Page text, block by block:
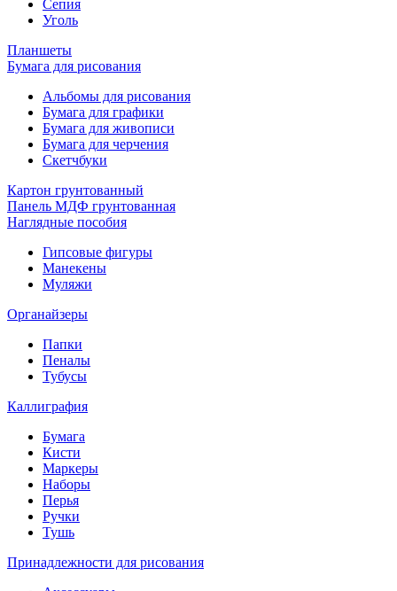
Сепия
Уголь
Планшеты
Бумага для рисования
Альбомы для рисования
Бумага для графики
Бумага для живописи
Бумага для черчения
Скетчбуки
Картон грунтованный
Панель МДФ грунтованная
Наглядные пособия
Гипсовые фигуры
Манекены
Муляжи
Органайзеры
Папки
Пеналы
Тубусы
Каллиграфия
Бумага
Кисти
Маркеры
Наборы
Перья
Ручки
Тушь
Принадлежности для рисования